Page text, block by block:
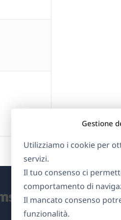
Gestione
Utilizziamo i cookie per
servizi.
Il tuo consenso ci
comportamento di
Il mancato consenso
funzionalità.